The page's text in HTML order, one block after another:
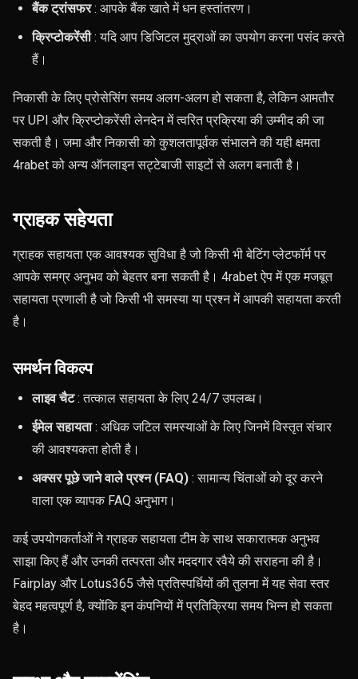
बैंक ट्रांसफर: आपके बैंक खाते में धन हस्तांतरण।
क्रिप्टोकरेंसी: यदि आप डिजिटल मुद्राओं का उपयोग करना पसंद करते
हैं।
निकासी के लिए प्रोसेसिंग समय अलग-अलग हो सकता है, लेकिन आमतौर
पर UPI और क्रिप्टोकरेंसी लेनदेन में त्वरित प्रक्रिया की उम्मीद की जा
सकती है। जमा और निकासी को कुशलतापूर्वक संभालने की यही क्षमता
4rabet को अन्य ऑनलाइन सट्टेबाजी साइटों से अलग बनाती है।
ग्राहक सहेयता
ग्राहक सहायता एक आवश्यक सुविधा है जो किसी भी बेटिंग प्लेटफॉर्म पर
आपके समग्र अनुभव को बेहतर बना सकती है। 4rabet ऐप में एक मजबूत
सहायता प्रणाली है जो किसी भी समस्या या प्रश्न में आपकी सहायता करती
है।
समर्थन विकल्प
लाइव चैट: तत्काल सहायता के लिए 24/7 उपलब्ध।
ईमेल सहायता: अधिक जटिल समस्याओं के लिए जिनमें विस्तृत संचार
की आवश्यकता होती है।
अक्सर पूछे जाने वाले प्रश्न (FAQ) : सामान्य चिंताओं को दूर करने
वाला एक व्यापक FAQ अनुभाग।
कई उपयोगकर्ताओं ने ग्राहक सहायता टीम के साथ सकारात्मक अनुभव
साझा किए हैं और उनकी तत्परता और मददगार रवैये की सराहना की है।
Fairplay और Lotus365 जैसे प्रतिस्पर्धियों की तुलना में यह सेवा स्तर
बेहद महत्वपूर्ण है, क्योंकि इन कंपनियों में प्रतिक्रिया समय भिन्न हो सकता
है।